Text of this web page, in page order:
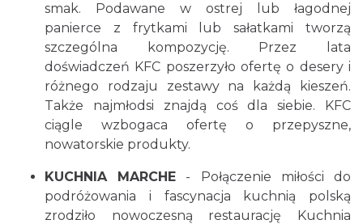
smak. Podawane w ostrej lub łagodnej
panierce z frytkami lub sałatkami tworzą
szczególna kompozycję. Przez lata
doświadczeń KFC poszerzyło ofertę o desery i
różnego rodzaju zestawy na każdą kieszeń.
Także najmłodsi znajdą coś dla siebie. KFC
ciągle wzbogaca ofertę o przepyszne,
nowatorskie produkty.
KUCHNIA MARCHE - Połączenie miłości do
podróżowania i fascynacja kuchnią polską
zrodziło nowoczesną restaurację Kuchnia